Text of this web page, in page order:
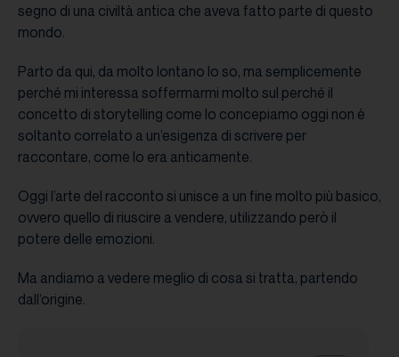
segno di una civiltà antica che aveva fatto parte di questo
mondo.
Parto da qui, da molto lontano lo so, ma semplicemente
perché mi interessa soffermarmi molto sul perché il
concetto di storytelling come lo concepiamo oggi non è
soltanto correlato a un’esigenza di scrivere per
raccontare, come lo era anticamente.
Oggi l’arte del racconto si unisce a un fine molto più basico,
ovvero quello di riuscire a vendere, utilizzando però il
potere delle emozioni.
Ma andiamo a vedere meglio di cosa si tratta, partendo
dall’origine.